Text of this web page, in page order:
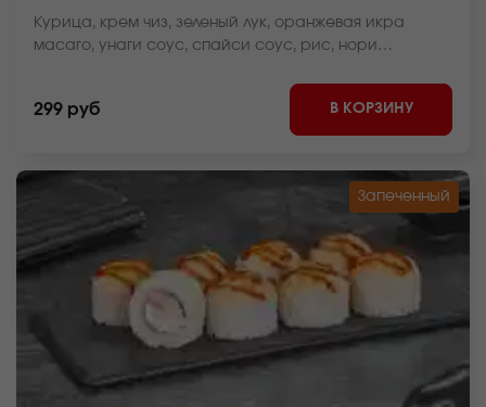
Курица, крем чиз, зеленый лук, оранжевая икра
масаго, унаги соус, спайси соус, рис, нори
299 руб В КОРЗИНУ
Запеченный